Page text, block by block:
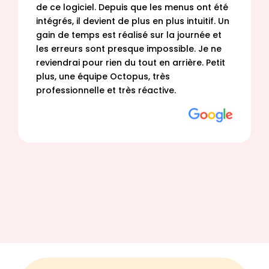
de ce logiciel. Depuis que les menus ont été
intégrés, il devient de plus en plus intuitif. Un
gain de temps est réalisé sur la journée et
les erreurs sont presque impossible. Je ne
reviendrai pour rien du tout en arrière. Petit
plus, une équipe Octopus, très
professionnelle et très réactive.